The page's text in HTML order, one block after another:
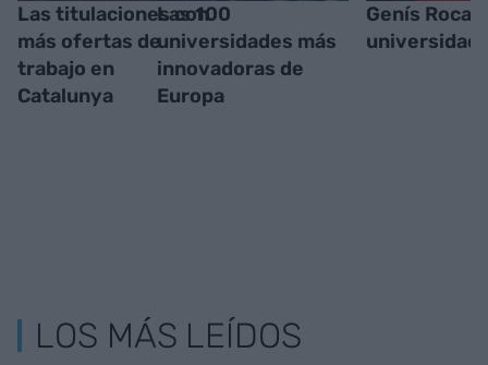
Las titulaciones con
más ofertas de
trabajo en
Catalunya
Las 100
universidades más
innovadoras de
Europa
Genís Roca
universidad!
LOS MÁS LEÍDOS